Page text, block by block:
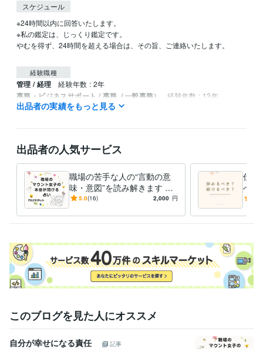
スケジュール
※24時間以内に回答いたします。
※私の鑑定は、じっくり鑑定です。
やむを得ず、24時間を超える場合は、その旨、ご連絡いたします。
経験職種
管理 / 経理 経験年数 : 2年
事務・ビジネスサポート / 事務（一般事務） 経験年数 : 13年
ライフスタイル・その他 / 占い師
ライフスタイル・その他 / その他
経験年数 : 4年
受賞歴
ココナラ　ブロンズランク
資格・検定
上級心理カウンセラー 取得年 : 2022年
メンタル心理カウンセラー
占い インスピレーションタロット
悩み相談・カウンセリング 心理カウンセラー
出品者の実績をもっと見る
出品者の人気サービス
職場の苦手な人の“言動の意
味・意図”を読み解きます マ
ウント傾向・具体的な対応/
5.0(16) 2,000 円
仕事
べき
間関
このブログを見た人にオススメ
自分が幸せになる責任
記事